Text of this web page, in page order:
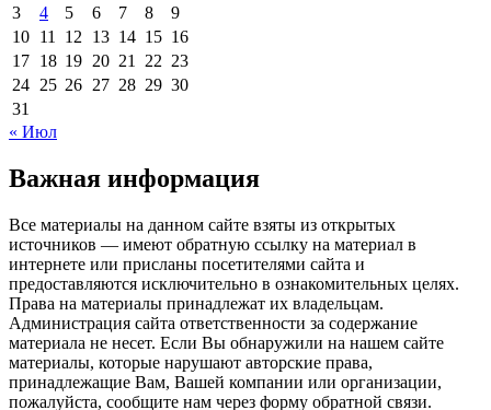
3
4 5 6 7 8
9
10 11 12 13 14 15 16
17 18 19 20 21 22 23
24 25 26 27 28 29 30
31
« Июл
Важная информация
Все материалы на данном сайте взяты из открытых
источников — имеют обратную ссылку на материал в
интернете или присланы посетителями сайта и
предоставляются исключительно в ознакомительных целях.
Права на материалы принадлежат их владельцам.
Администрация сайта ответственности за содержание
материала не несет. Если Вы обнаружили на нашем сайте
материалы, которые нарушают авторские права,
принадлежащие Вам, Вашей компании или организации,
пожалуйста, сообщите нам через форму обратной связи.